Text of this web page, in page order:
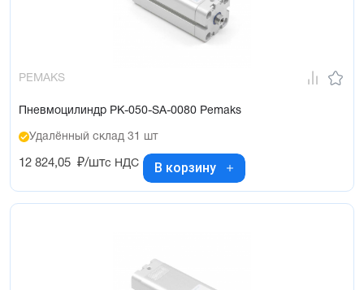
PEMAKS
Пневмоцилиндр PK-050-SA-0080 Pemaks
Удалённый склад 31 шт
12 824,05 ₽/штс НДС В корзину